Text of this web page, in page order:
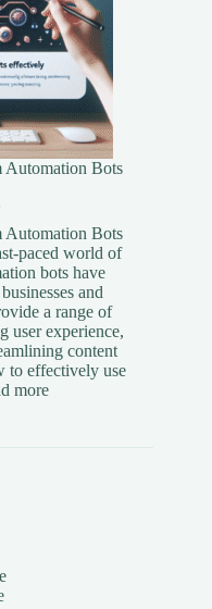
Automation Bots
Automation Bots
paced world of
bots have
and
a range of
user experience,
content
to effectively use
more: